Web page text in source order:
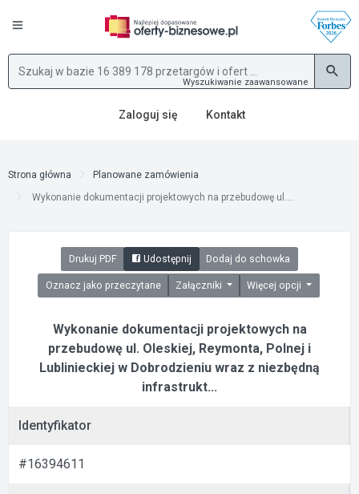
Wyszukiwanie zaawansowane
Zaloguj się Kontakt
Strona główna
Planowane zamówienia
Wykonanie dokumentacji projektowych na przebudowę ul....
Drukuj PDF Udostępnij Dodaj do schowka
Oznacz jako przeczytane Załączniki Więcej opcji
Wykonanie dokumentacji projektowych na
przebudowę ul. Oleskiej, Reymonta, Polnej i
Lublinieckiej w Dobrodzieniu wraz z niezbędną
infrastrukt...
Identyfikator
#16394611